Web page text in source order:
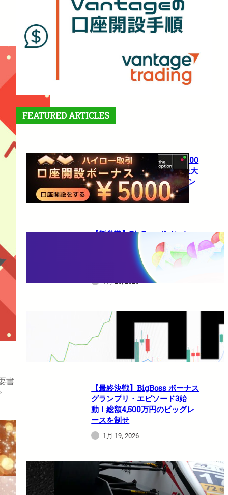
書
FEATURED ARTICLES
【theoption】口座開設で5,000
円！さらに仮想通貨入金で最大
10%還元の超豪華キャンペーン
1月 27, 2026
【新常識】BigBossポイント
（BBP）を使い倒せ！取引のた
びに還元される豪華特典のすべ
1月 26, 2026
HFMは日本人でも使えますか？
1月 21, 2026
【最終決戦】BigBoss ボーナス
グランプリ・エピソード3始
動！総額4,500万円のビッグレ
ースを制せ
1月 19, 2026
【最大$6,000】BigBoss ラッキ
ードロー＆入金ボーナスキャン
ペーン開催中！